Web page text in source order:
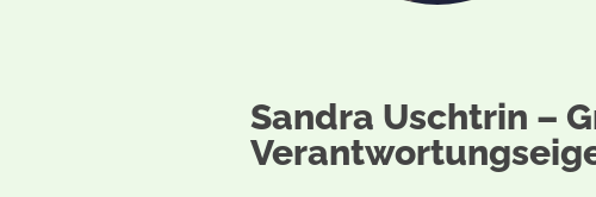
Sandra Uschtrin –